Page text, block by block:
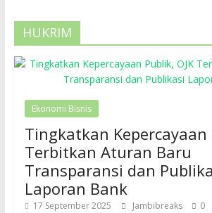
HUKRIM
Ekonomi Bisnis
Tingkatkan Kepercayaan
Terbitkan Aturan Baru
Transparansi dan
Laporan Bank
17 September 2025 Jambibreaks 0